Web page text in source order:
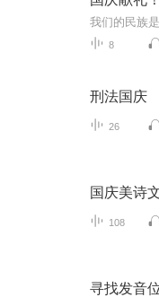
8
刑法国庆
26
国庆美诗
108
寻找发音